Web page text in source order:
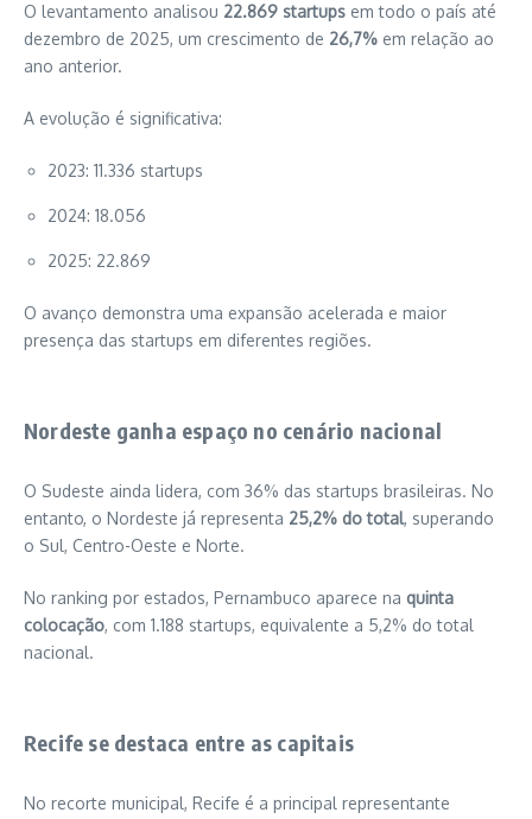
O levantamento analisou 22.869 startups em todo o país até
dezembro de 2025, um crescimento de 26,7% em relação ao
ano anterior.
A evolução é significativa:
2023: 11.336 startups
2024: 18.056
2025: 22.869
O avanço demonstra uma expansão acelerada e maior
presença das startups em diferentes regiões.
Nordeste ganha espaço no cenário nacional
O Sudeste ainda lidera, com 36% das startups brasileiras. No
entanto, o Nordeste já representa 25,2% do total, superando
o Sul, Centro-Oeste e Norte.
No ranking por estados, Pernambuco aparece na quinta
colocação, com 1.188 startups, equivalente a 5,2% do total
nacional.
Recife se destaca entre as capitais
No recorte municipal, Recife é a principal representante